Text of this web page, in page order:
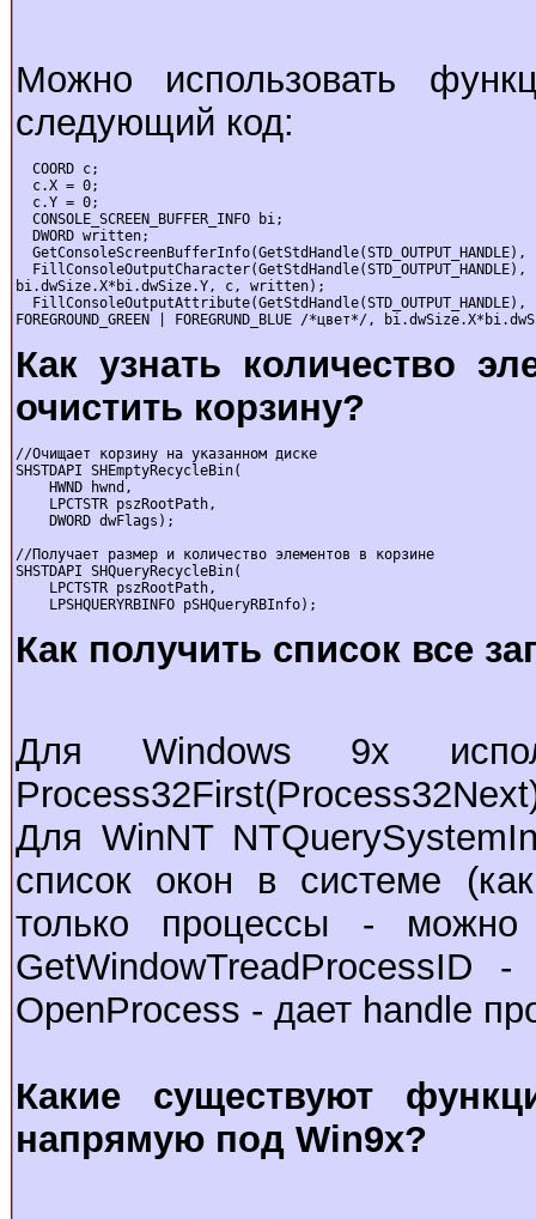
Можно использовать
следующий код:
  COORD c;
  c.X = 0;
  c.Y = 0;
  CONSOLE_SCREEN_BUFFER_INFO bi;
  DWORD written;
GetConsoleScreenBufferInfo(GetStdHandle(STD_OUTPUT_HANDLE),
FillConsoleOutputCharacter(GetStdHandle(STD_OUTPUT_HANDLE),
bi.dwSize.X*bi.dwSize.Y, c, written);
FillConsoleOutputAttribute(GetStdHandle(STD_OUTPUT_HANDLE),
FOREGROUND_GREEN | FOREGRUND_BLUE /*цвет*/,
Как узнать количество
очистить корзину?
//Очищает корзину на указанном диске
SHSTDAPI SHEmptyRecycleBin(
    HWND hwnd,
    LPCTSTR pszRootPath,
    DWORD dwFlags);
//Получает размер и количество элементов в корзине
SHSTDAPI SHQueryRecycleBin(
    LPCTSTR pszRootPath,
    LPSHQUERYRBINFO pSHQueryRBInfo);
Как получить список все
Для Windows 9x
Для WinNT
список окон в системе
только процессы - можно
GetWindowTreadProcessID
OpenProcess - дает handle
Какие существуют
напрямую под Win9x?